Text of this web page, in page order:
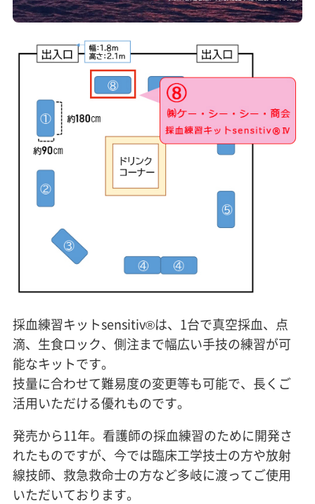
採血練習キットsensitiv®は、1台で真空採血、点
滴、生食ロック、側注まで幅広い手技の練習が可
能なキットです。
技量に合わせて難易度の変更等も可能で、長くご
活用いただける優れものです。
発売から11年。看護師の採血練習のために開発さ
れたものですが、今では臨床工学技士の方や放射
線技師、救急救命士の方など多岐に渡ってご使用
いただいております。